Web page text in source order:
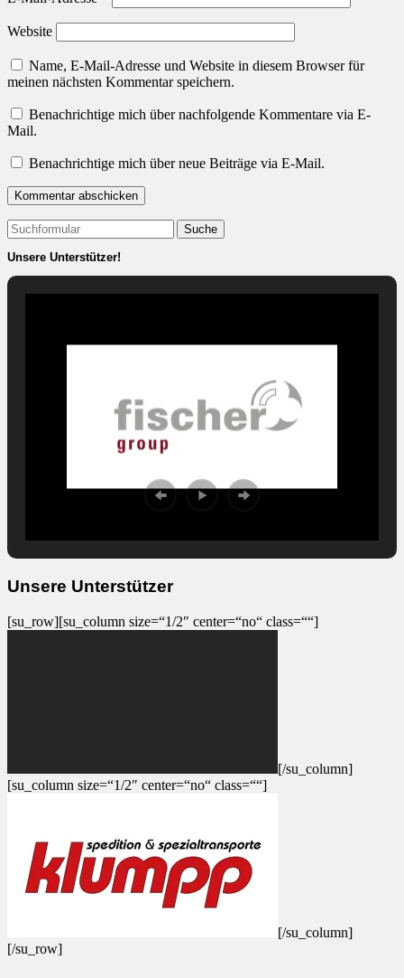
Website
Name, E-Mail-Adresse und Website in diesem Browser für
meinen nächsten Kommentar speichern.
Benachrichtige mich über nachfolgende Kommentare via E-
Mail.
Benachrichtige mich über neue Beiträge via E-Mail.
Suchen
nach:
Unsere Unterstützer!
Unsere Unterstützer
[su_row][su_column size=“1/2″ center=“no“ class=““]
[/su_column]
[su_column size=“1/2″ center=“no“ class=““]
[/su_column]
[/su_row]